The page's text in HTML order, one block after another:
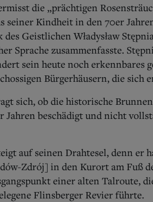
die „prächtigen
seiner Kindheit in den 70er
Geistlichen Władysław
Sprache zusammenfasste.
sein heute noch erkennbares
Bürgerhäusern, die sich
sich, ob die historische
Jahren beschädigt und nicht
auf seinen Drahtesel, denn er
Zdrój] in den Kurort am Fuß
einer alten Talroute,
Flinsberger Revier führte.